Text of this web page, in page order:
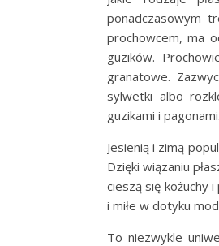
ponadczasowym
prochowcem, ma
guzików.
granatowe.
sylwetki albo
guzikami i
Jesienią i zimą
Dzięki wiązaniu
cieszą się kożuchy
i miłe w dotyku
To niezwykle